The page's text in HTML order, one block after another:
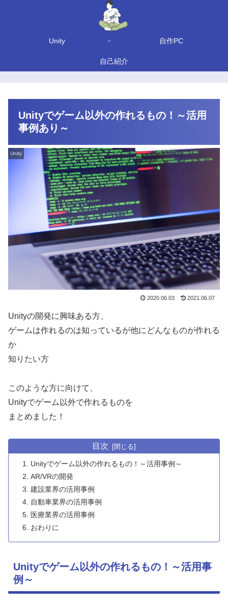
Unity 自作PC
自己紹介
Unityでゲーム以外の作れるもの！～活用
事例あり～
Unity
2020.06.03 2021.06.07
Unityの開発に興味ある方、
ゲームは作れるのは知っているが他にどんなものが作れる
か
知りたい方
このような方に向けて、
Unityでゲーム以外で作れるものを
まとめました！
目次
Unityでゲーム以外の作れるもの！～活用事例～
AR/VRの開発
建設業界の活用事例
自動車業界の活用事例
医療業界の活用事例
おわりに
Unityでゲーム以外の作れるもの！～活用事
例～